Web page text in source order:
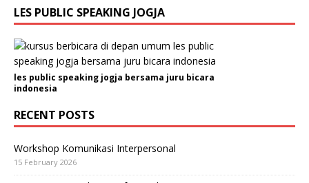
LES PUBLIC SPEAKING JOGJA
les public speaking jogja bersama juru bicara
indonesia
RECENT POSTS
Workshop Komunikasi Interpersonal
15 February 2026